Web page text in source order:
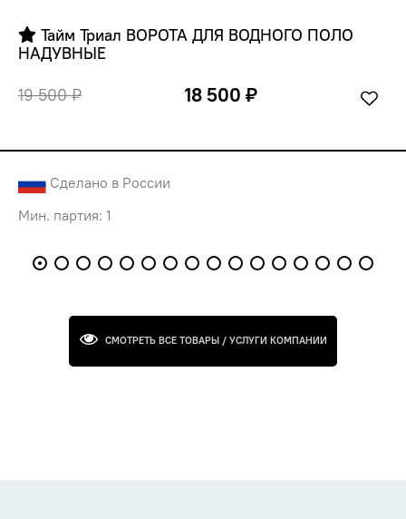
Тайм Триал ВОРОТА ДЛЯ ВОДНОГО ПОЛО
НАДУВНЫЕ
19 500 ₽
18 500 ₽
Сделано в России
Мин. партия: 1
СМОТРЕТЬ ВСЕ ТОВАРЫ / УСЛУГИ КОМПАНИИ